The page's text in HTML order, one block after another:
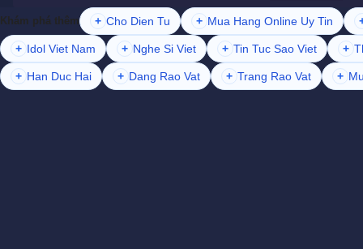
Khám phá thêm + Cho Dien Tu + Mua Hang Online Uy Tin
+ Idol Viet Nam + Nghe Si Viet + Tin Tuc Sao Viet +
+ Han Duc Hai + Dang Rao Vat + Trang Rao Vat +